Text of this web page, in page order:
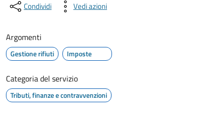
Condividi Vedi azioni
Argomenti
Gestione rifiuti Imposte
Categoria del servizio
Tributi, finanze e contravvenzioni